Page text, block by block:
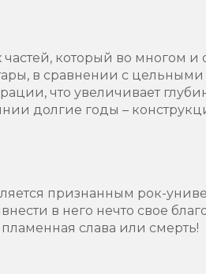
который во многом и
в сравнении с
что увеличивает
долгие годы –
признанным рок-
в него нечто свое
слава или смерть!